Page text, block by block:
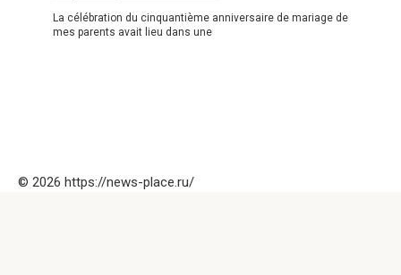
La célébration du cinquantième anniversaire de mariage de
mes parents avait lieu dans une
© 2026 https://news-place.ru/